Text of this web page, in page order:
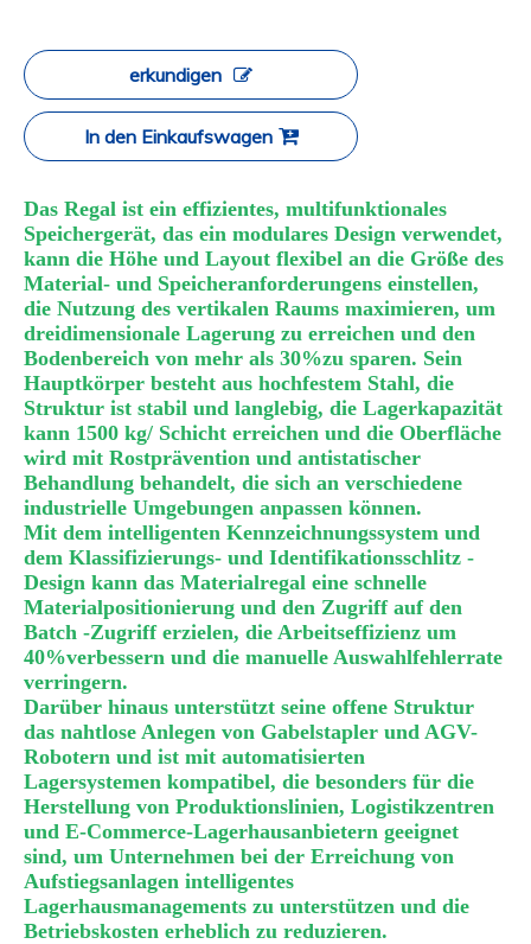
erkundigen
In den Einkaufswagen
Das Regal ist ein effizientes, multifunktionales
Speichergerät, das ein modulares Design verwendet,
kann die Höhe und Layout flexibel an die Größe des
Material- und Speicheranforderungens einstellen,
die Nutzung des vertikalen Raums maximieren, um
dreidimensionale Lagerung zu erreichen und den
Bodenbereich von mehr als 30%zu sparen. Sein
Hauptkörper besteht aus hochfestem Stahl, die
Struktur ist stabil und langlebig, die Lagerkapazität
kann 1500 kg/ Schicht erreichen und die Oberfläche
wird mit Rostprävention und antistatischer
Behandlung behandelt, die sich an verschiedene
industrielle Umgebungen anpassen können.
Mit dem intelligenten Kennzeichnungssystem und
dem Klassifizierungs- und Identifikationsschlitz -
Design kann das Materialregal eine schnelle
Materialpositionierung und den Zugriff auf den
Batch -Zugriff erzielen, die Arbeitseffizienz um
40%verbessern und die manuelle Auswahlfehlerrate
verringern.
Darüber hinaus unterstützt seine offene Struktur
das nahtlose Anlegen von Gabelstapler und AGV-
Robotern und ist mit automatisierten
Lagersystemen kompatibel, die besonders für die
Herstellung von Produktionslinien, Logistikzentren
und E-Commerce-Lagerhausanbietern geeignet
sind, um Unternehmen bei der Erreichung von
Aufstiegsanlagen intelligentes
Lagerhausmanagements zu unterstützen und die
Betriebskosten erheblich zu reduzieren.